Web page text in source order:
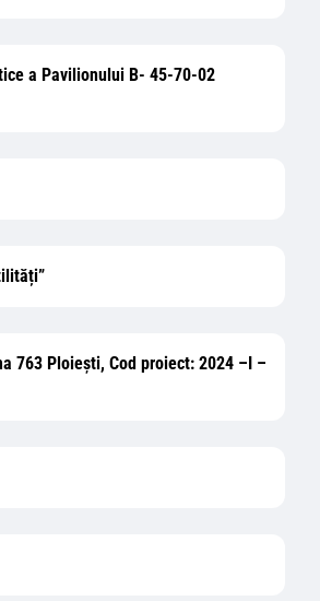
a Pavilionului B- 45-70-02
763 Ploiești, Cod proiect: 2024 –I –